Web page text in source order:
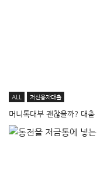
ALL 저신용자대출
머니톡대부 괜찮을까? 대